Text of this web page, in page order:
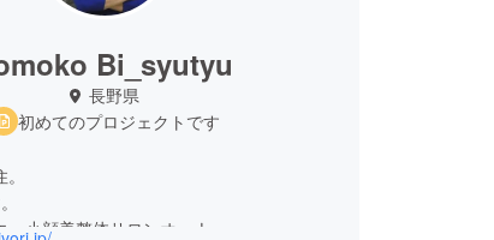
Bi_syutyu
長野県
初めてのプロジェクトです
小顔美整体サロンオーナー。